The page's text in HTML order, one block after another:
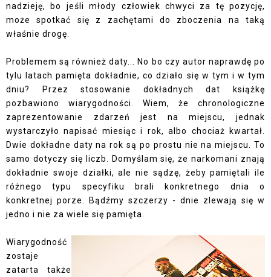
nadzieję, bo jeśli młody człowiek chwyci za tę pozycję,
może spotkać się z zachętami do zboczenia na taką
właśnie drogę.
Problemem są również daty... No bo czy autor naprawdę po
tylu latach pamięta dokładnie, co działo się w tym i w tym
dniu? Przez stosowanie dokładnych dat książkę
pozbawiono wiarygodności. Wiem, że chronologiczne
zaprezentowanie zdarzeń jest na miejscu, jednak
wystarczyło napisać miesiąc i rok, albo chociaż kwartał.
Dwie dokładne daty na rok są po prostu nie na miejscu. To
samo dotyczy się liczb. Domyślam się, że narkomani znają
dokładnie swoje działki, ale nie sądzę, żeby pamiętali ile
różnego typu specyfiku brali konkretnego dnia o
konkretnej porze. Bądźmy szczerzy - dnie zlewają się w
jedno i nie za wiele się pamięta.
Wiarygodność
zostaje
zatarta także